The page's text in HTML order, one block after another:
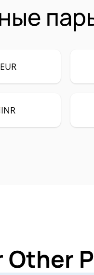
EUR
INR
Other